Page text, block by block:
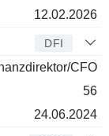
12.02.2026
DFI
CFO
56
24.06.2024